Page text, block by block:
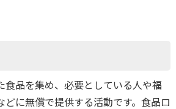
食品を集め、必要としている人や福
どに無償で提供する活動です。食品ロ